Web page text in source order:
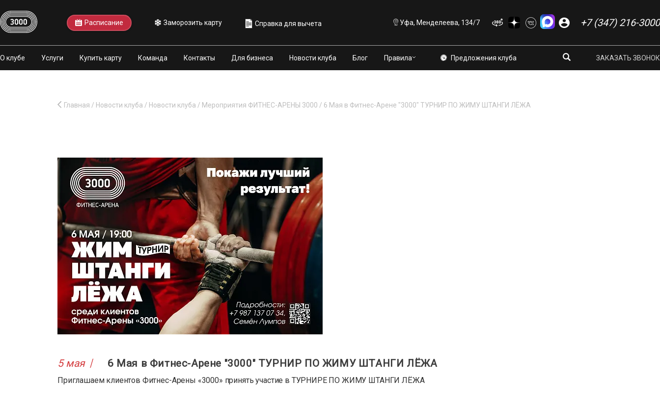
Расписание Заморозить карту Справка для вычета Уфа, Менделеева, 134/7 +7 (347) 216-3000
О клубе Услуги Купить карту Команда Контакты Для бизнеса Новости клуба Блог Правила Предложения клуба ЗАКАЗАТЬ ЗВОНОК
Главная / Новости клуба / Новости клуба / Мероприятия ФИТНЕС-АРЕНЫ 3000 / 6 Мая в Фитнес-Арене "3000" ТУРНИР ПО ЖИМУ ШТАНГИ ЛЁЖА
5 мая 6 Мая в Фитнес-Арене "3000" ТУРНИР ПО ЖИМУ ШТАНГИ ЛЁЖА
Приглашаем клиентов Фитнес-Арены «3000» принять участие в ТУРНИРЕ ПО ЖИМУ ШТАНГИ ЛЁЖА